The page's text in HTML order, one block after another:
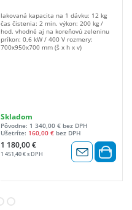
lakovaná kapacita na 1 dávku: 12 kg
čas čistenia: 2 min. výkon: 200 kg /
hod. vhodné aj na koreňovú zeleninu
príkon: 0,6 kW / 400 V rozmery:
700x950x700 mm (š x h x v)
Skladom
Pôvodne: 1 340,00 € bez DPH
Ušetríte: 160,00 € bez DPH
1 180,00 €
1 451,40 € s DPH